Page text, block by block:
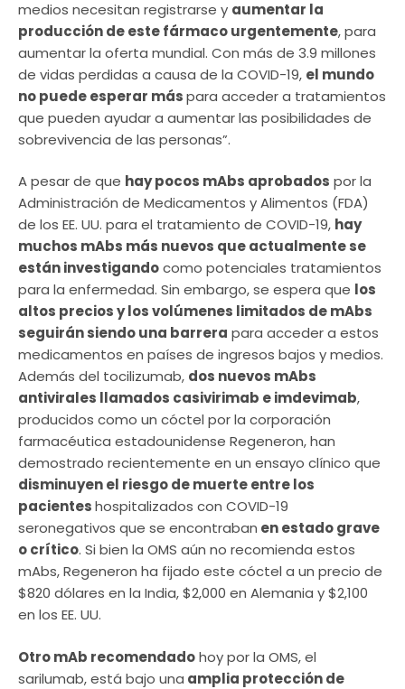
medios necesitan registrarse y aumentar la
producción de este fármaco urgentemente, para
aumentar la oferta mundial. Con más de 3.9 millones
de vidas perdidas a causa de la COVID-19, el mundo
no puede esperar máspara acceder a tratamientos
que pueden ayudar a aumentar las posibilidades de
sobrevivencia de las personas”.
A pesar de que hay pocos mAbs aprobados por la
Administración de Medicamentos y Alimentos (FDA)
de los EE. UU. para el tratamiento de COVID-19, hay
muchos mAbs más nuevos que actualmente se
están investigandocomo potenciales tratamientos
para la enfermedad. Sin embargo, se espera que los
altos precios y los volúmenes limitados de mAbs
seguirán siendo una barrera para acceder a estos
medicamentos en países de ingresos bajos y medios.
Además del tocilizumab, dos nuevos mAbs
antivirales llamados casivirimab e imdevimab,
producidos como un cóctel por la corporación
farmacéutica estadounidense Regeneron, han
demostrado recientemente en un ensayo clínico que
disminuyen el riesgo de muerte entre los
pacienteshospitalizados con COVID-19
seronegativos que se encontraban en estado grave
o crítico. Si bien la OMS aún no recomienda estos
mAbs, Regeneron ha fijado este cóctel a un precio de
$820 dólares en la India, $2,000 en Alemania y $2,100
en los EE. UU.
Otro mAb recomendadohoy por la OMS, el
sarilumab, está bajo una amplia protección de